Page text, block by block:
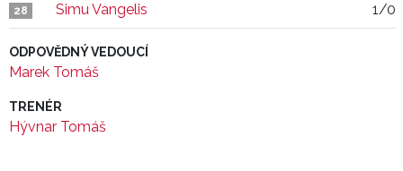
28 Simu Vangelis 1/0
ODPOVĚDNÝ VEDOUCÍ
Marek Tomáš
TRENÉR
Hývnar Tomáš